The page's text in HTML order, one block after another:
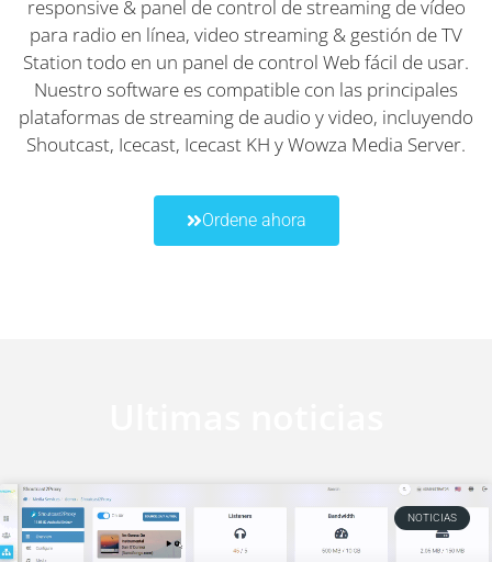
responsive & panel de control de streaming de vídeo
para radio en línea, video streaming & gestión de TV
Station todo en un panel de control Web fácil de usar.
Nuestro software es compatible con las principales
plataformas de streaming de audio y video, incluyendo
Shoutcast, Icecast, Icecast KH y Wowza Media Server.
Ordene ahora
NOTICIAS